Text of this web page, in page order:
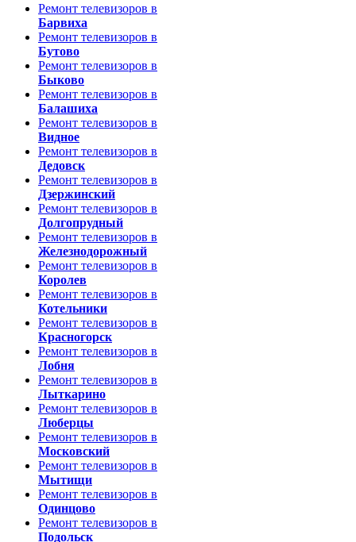
Ремонт телевизоров в
Барвиха
Ремонт телевизоров в
Бутово
Ремонт телевизоров в
Быково
Ремонт телевизоров в
Балашиха
Ремонт телевизоров в
Видное
Ремонт телевизоров в
Дедовск
Ремонт телевизоров в
Дзержинский
Ремонт телевизоров в
Долгопрудный
Ремонт телевизоров в
Железнодорожный
Ремонт телевизоров в
Королев
Ремонт телевизоров в
Котельники
Ремонт телевизоров в
Красногорск
Ремонт телевизоров в
Лобня
Ремонт телевизоров в
Лыткарино
Ремонт телевизоров в
Люберцы
Ремонт телевизоров в
Московский
Ремонт телевизоров в
Мытищи
Ремонт телевизоров в
Одинцово
Ремонт телевизоров в
Подольск